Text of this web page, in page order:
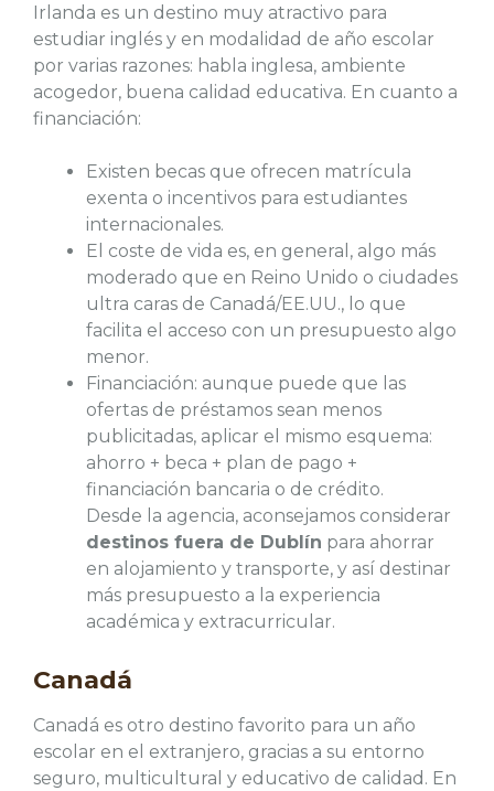
Irlanda es un destino muy atractivo para
estudiar inglés y en modalidad de año escolar
por varias razones: habla inglesa, ambiente
acogedor, buena calidad educativa. En cuanto a
financiación:
Existen becas que ofrecen matrícula
exenta o incentivos para estudiantes
internacionales.
El coste de vida es, en general, algo más
moderado que en Reino Unido o ciudades
ultra caras de Canadá/EE.UU., lo que
facilita el acceso con un presupuesto algo
menor.
Financiación: aunque puede que las
ofertas de préstamos sean menos
publicitadas, aplicar el mismo esquema:
ahorro + beca + plan de pago +
financiación bancaria o de crédito.
Desde la agencia, aconsejamos considerar
destinos fuera de Dublín para ahorrar
en alojamiento y transporte, y así destinar
más presupuesto a la experiencia
académica y extracurricular.
Canadá
Canadá es otro destino favorito para un año
escolar en el extranjero, gracias a su entorno
seguro, multicultural y educativo de calidad. En